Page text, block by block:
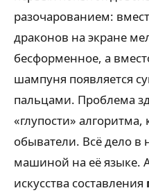
разочарованием:
драконов на экране
бесформенное, а
шампуня появляется
пальцами. Проблема
«глупости»
обыватели. Всё дело в
машиной на её языке.
искусства составления